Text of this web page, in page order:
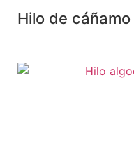
Hilo de cáñamo